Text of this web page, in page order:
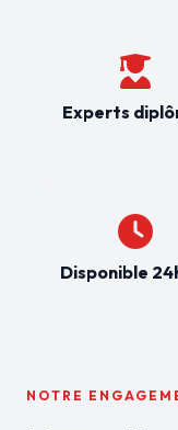
Experts
Disponible
NOTRE